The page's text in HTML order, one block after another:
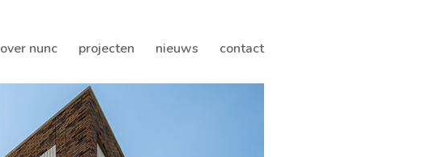
over nunc projecten nieuws contact